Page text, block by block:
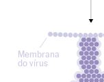
Membrana
do vírus